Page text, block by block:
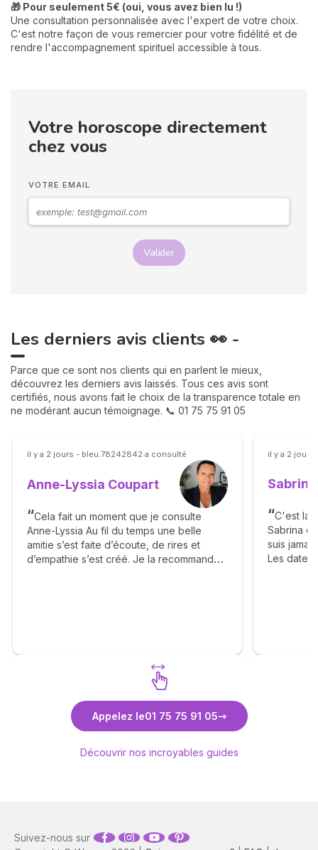
🎁 Pour seulement 5€ (oui, vous avez bien lu !)
Une consultation personnalisée avec l'expert de votre choix.
C'est notre façon de vous remercier pour votre fidélité et de
rendre l'accompagnement spirituel accessible à tous.
Votre horoscope directement
chez vous
VOTRE EMAIL
Valider
Les derniers avis clients 👀 -
Parce que ce sont nos clients qui en parlent le mieux,
découvrez les derniers avis laissés. Tous ces avis sont
certifiés, nous avons fait le choix de la transparence totale en
ne modérant aucun témoignage. 📞 01 75 75 91 05
il y a 2 jours - bleu.78242842 a consulté
Anne-Lyssia Coupart
Cela fait un moment que je consulte
Anne-Lyssia Au fil du temps une belle
amitie s’est faite d’écoute, de rires et
d’empathie s’est créé. Je la recommande
Découvrez Anne-Lyssia Coupart
il y a 2 jours
C'est la
Sabrina
suis
Les
Appelez le01 75 75 91 05
Découvrir nos incroyables guides
Suivez-nous sur